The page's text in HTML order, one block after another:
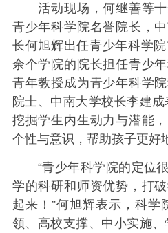
活动现场，何继善等十
青少年科学院名誉院长，
长何旭辉出任青少年科学
余个学院的院长担任青少
青年教授成为青少年科学
院士、中南大学校长李建
挖掘学生内生动力与潜能
个性与意识，帮助孩子更好
“青少年科学院的定位很
学的科研和师资优势，打
起来！”何旭辉表示，科学
领、高校支撑、中小实施、